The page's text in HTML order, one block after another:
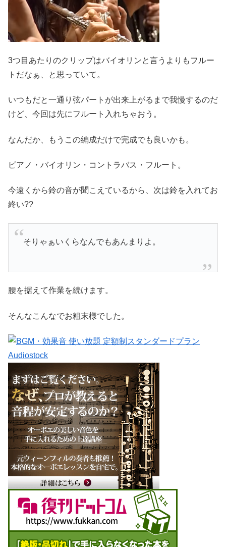
3つ目あたりのクリップはバイオリンと言うよりもフルー
トだなぁ、と思っていて。
いつもだと一通り弦パートが出来上がるまで我慢するのだ
けど、今回は先にフルート入れちゃおう。
なんだか、もうこの編成だけで完成でも良いかも。
ピアノ・バイオリン・コントラバス・フルート。
今遠くから鈴の音が聞こえているから、次は鈴を入れてお
終い??
そりゃぁいくらなんでもあんまりよ。
腰を据えて作業を続けます。
そんなこんなでお粗末様でした。